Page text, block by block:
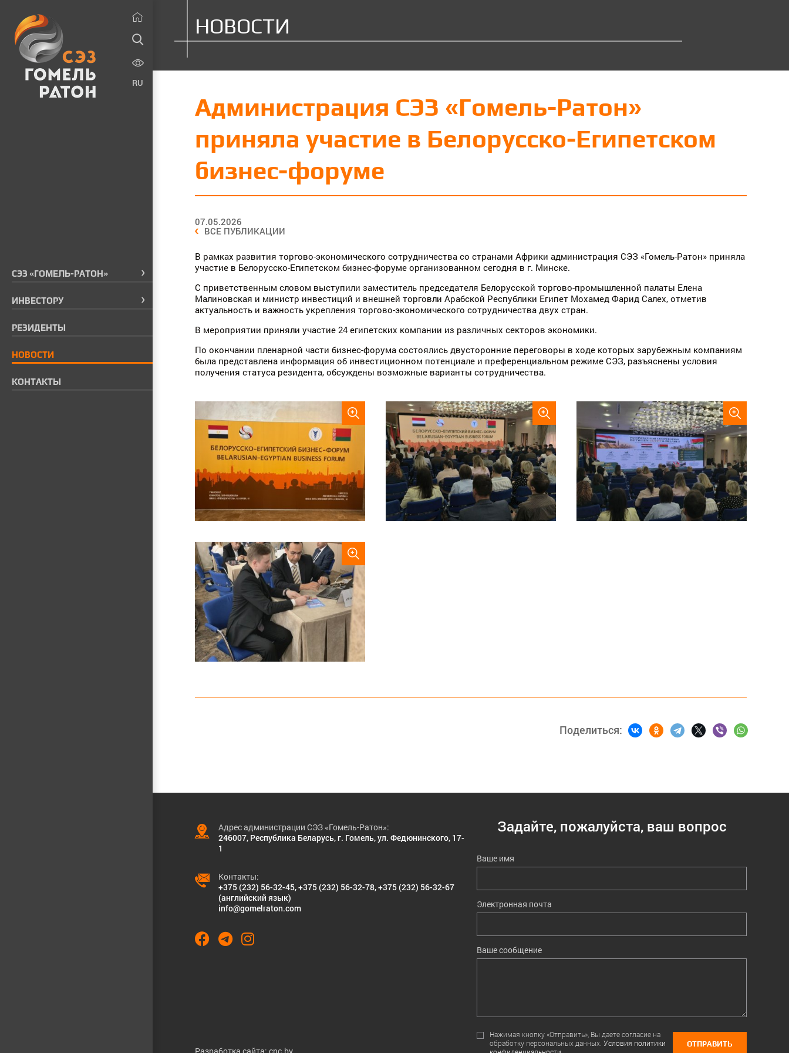
RU
СЭЗ «ГОМЕЛЬ-РАТОН»
ИНВЕСТОРУ
РЕЗИДЕНТЫ
НОВОСТИ
КОНТАКТЫ
НОВОСТИ
Администрация СЭЗ «Гомель-Ратон»
приняла участие в Белорусско-Египетском
бизнес-форуме
ВСЕ ПУБЛИКАЦИИ
07.05.2026
В рамках развития торгово-экономического сотрудничества со странами Африки администрация СЭЗ «Гомель-Ратон» приняла
участие в Белорусско-Египетском бизнес-форуме организованном сегодня в г. Минске.
С приветственным словом выступили заместитель председателя Белорусской торгово-промышленной палаты Елена
Малиновская и министр инвестиций и внешней торговли Арабской Республики Египет Мохамед Фарид Салех, отметив
актуальность и важность укрепления торгово-экономического сотрудничества двух стран.
В мероприятии приняли участие 24 египетских компании из различных секторов экономики.
По окончании пленарной части бизнес-форума состоялись двусторонние переговоры в ходе которых зарубежным компаниям
была представлена информация об инвестиционном потенциале и преференциальном режиме СЭЗ, разъяснены условия
получения статуса резидента, обсуждены возможные варианты сотрудничества.
Поделиться:
Адрес администрации СЭЗ «Гомель-Ратон»:
246007, Республика Беларусь, г. Гомель, ул. Федюнинского, 17-
1
Контакты:
+375 (232) 56-32-45,+375 (232) 56-32-78,+375 (232) 56-32-67
(английский язык)
info@gomelraton.com
Задайте, пожалуйста, ваш вопрос
Ваше имя
Электронная почта
Ваше сообщение
Нажимая кнопку «Отправить», Вы даете согласие на
обработку персональных данных. Условия политики
ОТПРАВИТЬ